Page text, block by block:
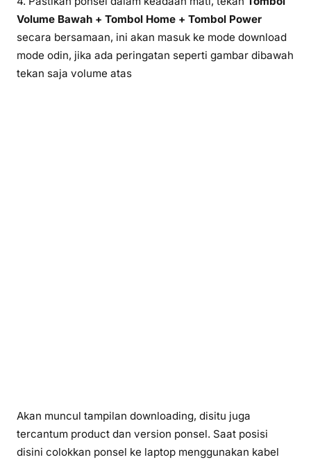
Volume Bawah + Tombol Home + Tombol Power
secara bersamaan, ini akan masuk ke mode download
mode odin, jika ada peringatan seperti gambar dibawah
tekan saja volume atas
Akan muncul tampilan downloading, disitu juga
tercantum product dan version ponsel. Saat posisi
disini colokkan ponsel ke laptop menggunakan kabel